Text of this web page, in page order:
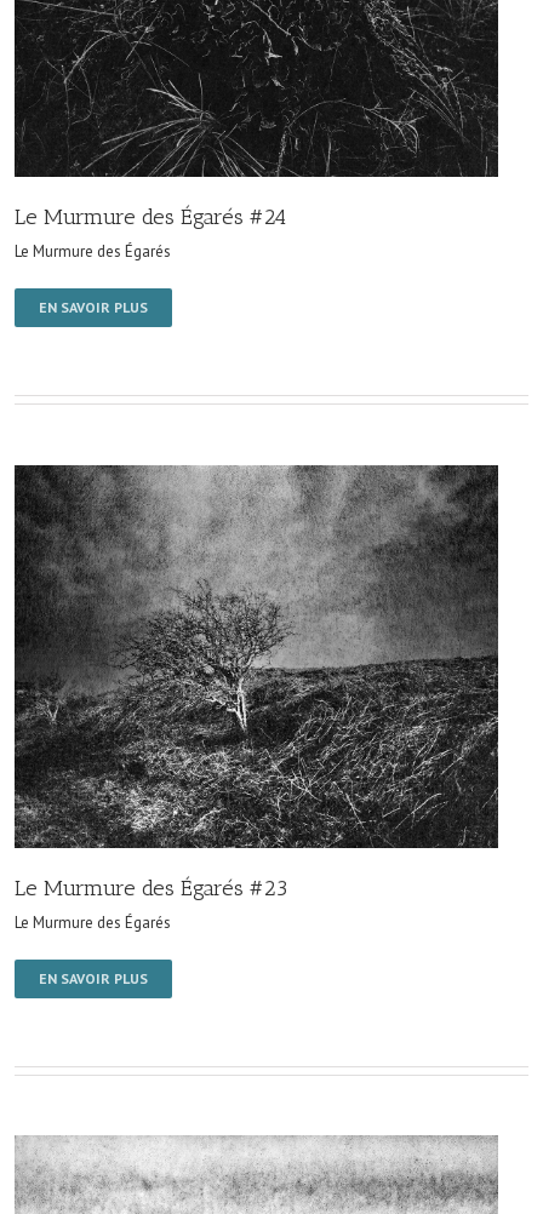
Le Murmure des Égarés #24
Le Murmure des Égarés
EN SAVOIR PLUS
Le Murmure des Égarés #23
Le Murmure des Égarés
EN SAVOIR PLUS